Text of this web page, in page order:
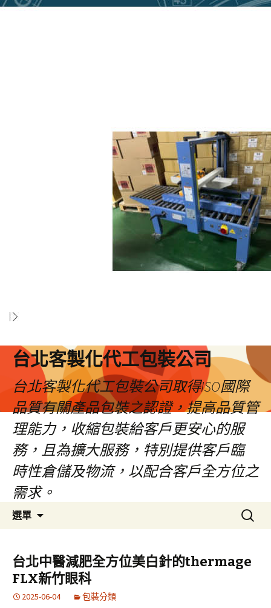
台北客製化代工包裝公司
台北客製化代工包裝公司取得ISO國際
品質有關產品包裝之認證，提高品質管
理能力，收縮包裝給客戶更安心的服
務，且為擴大服務，特別提供客戶臨
時性倉儲及物流，以配合客戶全方位之
需求。
選單
容
區
搜
尋
字:
台北中醫減肥全方位美白針的thermage
FLX新竹眼科
2025-06-04 包裝分類